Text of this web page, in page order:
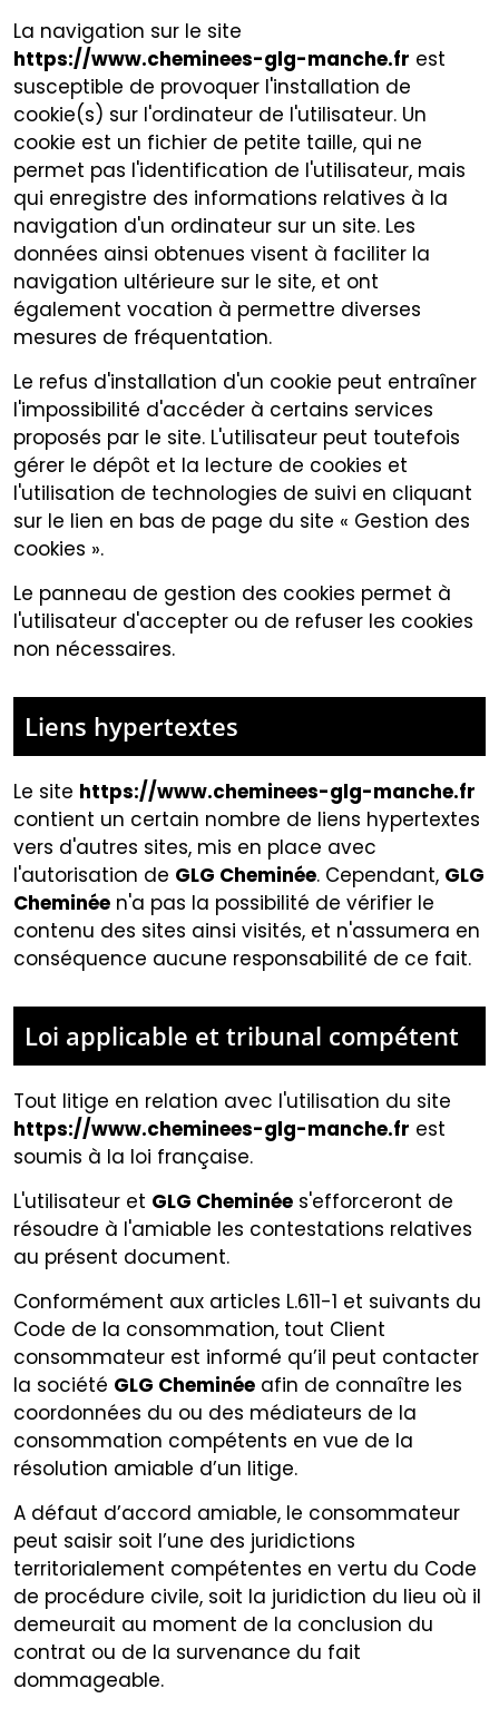
La navigation sur le site
https://www.cheminees-glg-manche.fr est
susceptible de provoquer l'installation de
cookie(s) sur l'ordinateur de l'utilisateur. Un
cookie est un fichier de petite taille, qui ne
permet pas l'identification de l'utilisateur, mais
qui enregistre des informations relatives à la
navigation d'un ordinateur sur un site. Les
données ainsi obtenues visent à faciliter la
navigation ultérieure sur le site, et ont
également vocation à permettre diverses
mesures de fréquentation.
Le refus d'installation d'un cookie peut entraîner
l'impossibilité d'accéder à certains services
proposés par le site. L'utilisateur peut toutefois
gérer le dépôt et la lecture de cookies et
l'utilisation de technologies de suivi en cliquant
sur le lien en bas de page du site « Gestion des
cookies ».
Le panneau de gestion des cookies permet à
l'utilisateur d'accepter ou de refuser les cookies
non nécessaires.
Liens hypertextes
Le site https://www.cheminees-glg-manche.fr
contient un certain nombre de liens hypertextes
vers d'autres sites, mis en place avec
l'autorisation de GLG Cheminée. Cependant, GLG
Cheminée n'a pas la possibilité de vérifier le
contenu des sites ainsi visités, et n'assumera en
conséquence aucune responsabilité de ce fait.
Loi applicable et tribunal compétent
Tout litige en relation avec l'utilisation du site
https://www.cheminees-glg-manche.fr est
soumis à la loi française.
L'utilisateur et GLG Cheminée s'efforceront de
résoudre à l'amiable les contestations relatives
au présent document.
Conformément aux articles L.611-1 et suivants du
Code de la consommation, tout Client
consommateur est informé qu’il peut contacter
la société GLG Cheminée afin de connaître les
coordonnées du ou des médiateurs de la
consommation compétents en vue de la
résolution amiable d’un litige.
A défaut d’accord amiable, le consommateur
peut saisir soit l’une des juridictions
territorialement compétentes en vertu du Code
de procédure civile, soit la juridiction du lieu où il
demeurait au moment de la conclusion du
contrat ou de la survenance du fait
dommageable.